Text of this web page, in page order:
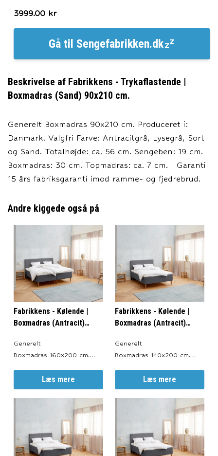
3999.00 kr
Gå til Sengefabrikken.dk
Beskrivelse af Fabrikkens - Trykaflastende |
Boxmadras (Sand) 90x210 cm.
Generelt Boxmadras 90x210 cm. Produceret i:
Danmark. Valgfri Farve: Antracitgrå, Lysegrå, Sort
og Sand. Totalhøjde: ca. 56 cm. Sengeben: 19 cm.
Boxmadras: 30 cm. Topmadras: ca. 7 cm. Garanti
15 års fabriksgaranti imod ramme- og fjedrebrud.
Andre kiggede også på
Fabrikkens - Kølende |
Boxmadras (Antracit)
Generelt
Boxmadras 160x200 cm.
Valgfri Farve: Antracitgrå,
Lysegrå, Sort og Sand.
Boxmadrasser: 30 cm.
Topmadras: ca. 7 cm.
Garanti 15 års
Læs mere
Fabrikkens - Kølende |
Boxmadras (Antracit)
Generelt
Boxmadras 140x200 cm.
Valgfri Farve: Antracitgrå,
Lysegrå, Sort og Sand.
Boxmadras: 30 cm.
Topmadras: ca. 7 cm.
Garanti 15 års
Læs mere